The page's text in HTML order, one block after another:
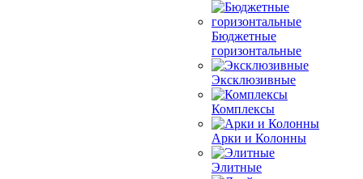
Бюджетные
горизонтальные
Эксклюзивные
Комплексы
Арки и Колонны
Элитные